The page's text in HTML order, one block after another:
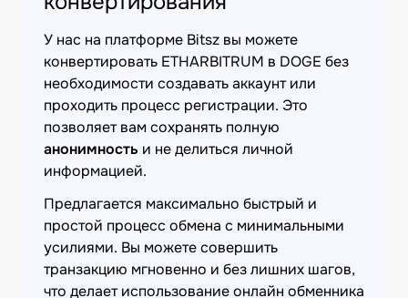
У нас на платформе Bitsz вы можете
конвертировать ETHARBITRUM в DOGE без
необходимости создавать аккаунт или
проходить процесс регистрации. Это
позволяет вам сохранять полную
анонимность и не делиться личной
информацией.
Предлагается максимально быстрый и
простой процесс обмена с минимальными
усилиями. Вы можете совершить
транзакцию мгновенно и без лишних шагов,
что делает использование онлайн обменника